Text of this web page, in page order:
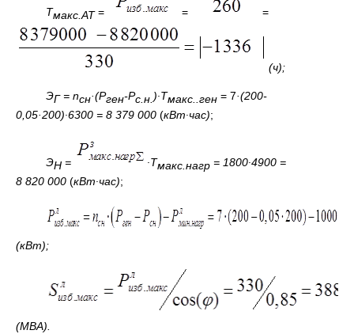
Тмакс.АТ = = =
(ч);
ЭГ= nсн·(Рген-Рс.н.)∙Тмакс..ген= 7·(200-
0,05·200)∙6300 = 8 379 000 (кВт∙час);
ЭН= ∙Тмакс.нагр= 1800∙4900 =
8 820 000 (кВт∙час);
(кВт);
(МВА).